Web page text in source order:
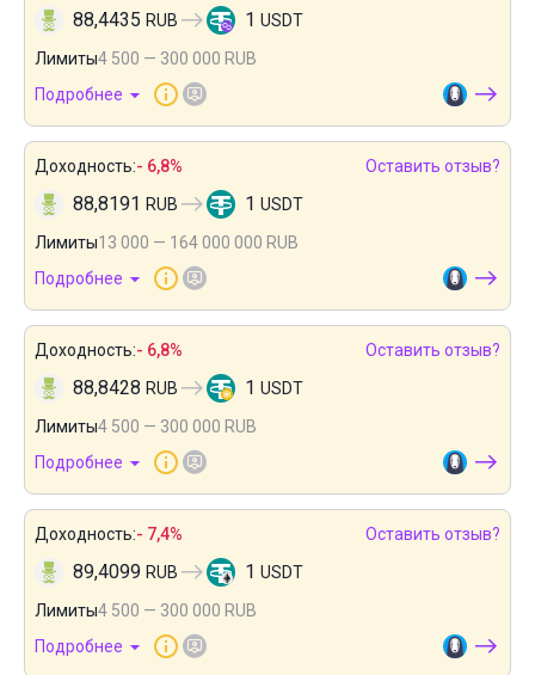
88,4435 RUB 1 USDT
Лимиты4 500 — 300 000 RUB
Подробнее
Доходность:- 6,8% Оставить отзыв?
88,8191 RUB 1 USDT
Лимиты13 000 — 164 000 000 RUB
Подробнее
Доходность:- 6,8% Оставить отзыв?
88,8428 RUB 1 USDT
Лимиты4 500 — 300 000 RUB
Подробнее
Доходность:- 7,4% Оставить отзыв?
89,4099 RUB 1 USDT
Лимиты4 500 — 300 000 RUB
Подробнее